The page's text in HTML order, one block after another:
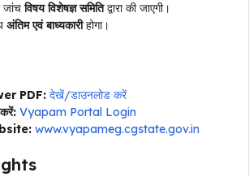
जांचविषय विशेषज्ञ समितिद्वारा की जाएगी।
अंतिम एवं बाध्यकारीहोगा।
PDF: देखें/डाउनलोड करें
करें: Vyapam Portal Login
www.vyapameg.cgstate.gov.in